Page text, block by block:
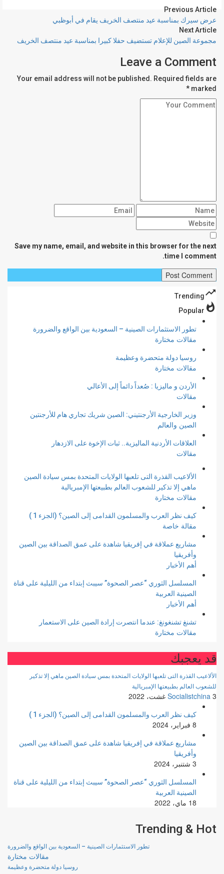
Previous Article
عرض سيرك بمناسبة عيد منتصف الخريف يقام في أبوظبي
Next Article
مجموعة الصين للإعلام تستضيف حفلا كبيرا بمناسبة عيد منتصف الخريف
Leave a Comment
Your email address will not be published. Required fields are
marked *
Save my name, email, and website in this browser for the next
time I comment.
trending_up
Trending
whatshot
Popular
تطور الاستثمارات الصينية – السعودية بين الواقع والضرورة
مقالات مختارة
روسيا دولة متحضرة وعظيمة
مقالات مختارة
الأردن و ماليزيا : صُعداً دائماً إلى الأعالي
مقالات
وزير الخارجية الأرجنتيني: الصين شريك تجاري هام للأرجنتين
الصين والعالم
العلاقات الأردنية الماليزية.. ثبات الإخوة على الازدهار
مقالات
الألاعيب القذرة التى تلعبها الولايات المتحدة بمس سيادة الصين
ماهي إلا تذكير للشعوب العالم بطبيعتها الإمبريالية
مقالات مختارة
كيف نظر العرب والمسلمون القدامى إلى الصين؟ (الجزء 1 )
مقالة خاصة
مشاريع عملاقة في إفريقيا شاهدة على عمق الصداقة بين الصين
وأفريقيا
أهم الأخبار
المسلسل الثوري “عصر الصحوة” سيبث إبتداء من الليلية على قناة
الصينية العربية
أهم الأخبار
تشنغ تشنغونغ: عندما انتصرت إرادة الصين على الاستعمار
مقالات مختارة
قد يعجبك
الألاعيب القذرة التى تلعبها الولايات المتحدة بمس سيادة الصين ماهي إلا تذكير
للشعوب العالم بطبيعتها الإمبريالية
Socialistchina 3 غشت، 2022
كيف نظر العرب والمسلمون القدامى إلى الصين؟ (الجزء 1 )
8 فبراير، 2024
مشاريع عملاقة في إفريقيا شاهدة على عمق الصداقة بين الصين
وأفريقيا
3 شتنبر، 2024
المسلسل الثوري “عصر الصحوة” سيبث إبتداء من الليلية على قناة
الصينية العربية
18 ماي، 2022
Trending & Hot
تطور الاستثمارات الصينية – السعودية بين الواقع والضرورة
مقالات مختارة
روسيا دولة متحضرة وعظيمة